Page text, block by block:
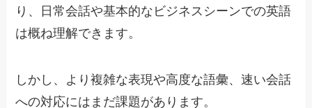
り、日常会話や基本的なビジネスシーンでの英語
は概ね理解できます。
しかし、より複雑な表現や高度な語彙、速い会話
への対応にはまだ課題があります。